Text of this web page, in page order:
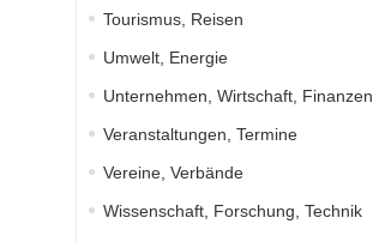
Tourismus, Reisen
Umwelt, Energie
Unternehmen, Wirtschaft, Finanzen
Veranstaltungen, Termine
Vereine, Verbände
Wissenschaft, Forschung, Technik